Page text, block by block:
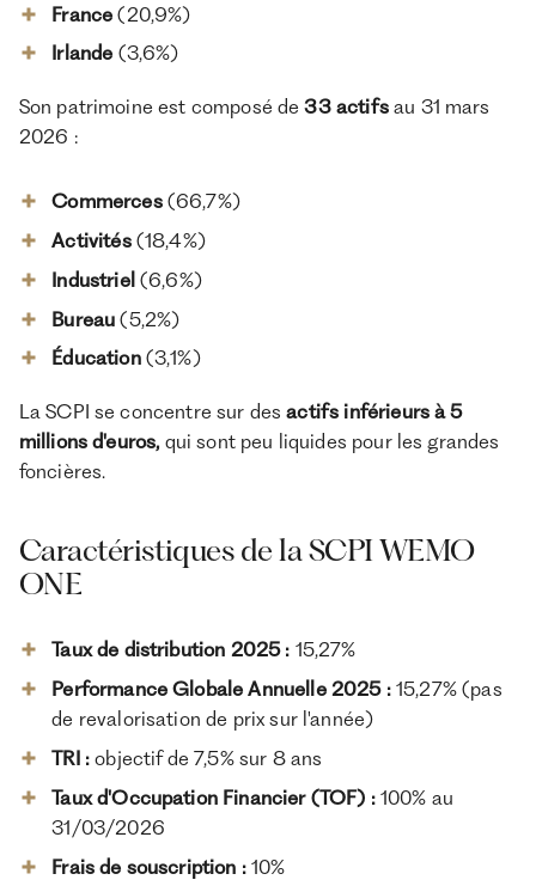
France (20,9%)
Irlande (3,6%)
Son patrimoine est composé de33 actifsau 31 mars
2026 :
Commerces(66,7%)
Activités(18,4%)
Industriel (6,6%)
Bureau(5,2%)
Éducation (3,1%)
La SCPI se concentre sur des actifs inférieurs à 5
millions d'euros, qui sont peu liquides pour les grandes
foncières.
Caractéristiques de la SCPI WEMO
ONE
Taux de distribution 2025 : 15,27%
Performance Globale Annuelle 2025 : 15,27% (pas
de revalorisation de prix sur l'année)
TRI :objectif de 7,5% sur 8 ans
Taux d'Occupation Financier (TOF) : 100% au
31/03/2026
Frais de souscription :10%